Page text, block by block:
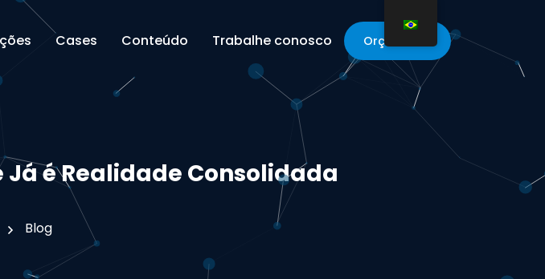
Cases Conteúdo Trabalhe conosco Orçamento
é Realidade Consolidada
Blog